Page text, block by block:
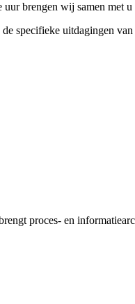
brengen wij samen met
specifieke uitdagingen
proces- en